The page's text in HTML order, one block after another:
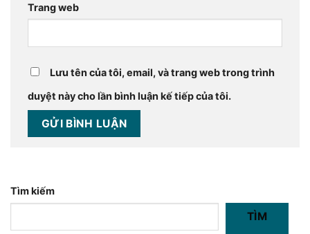
Trang web
Lưu tên của tôi, email, và trang web trong trình
duyệt này cho lần bình luận kế tiếp của tôi.
Tìm kiếm
TÌM